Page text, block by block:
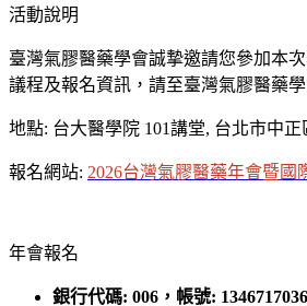
活動說明
臺灣氣膠醫藥學會誠摯邀請您參加本
議程及報名資訊，請至臺灣氣膠醫藥
地點: 台大醫學院 101講堂, 台北市中
報名網站: 2026台灣氣膠醫藥年會暨國
年會報名
銀行代碼: 006，帳號: